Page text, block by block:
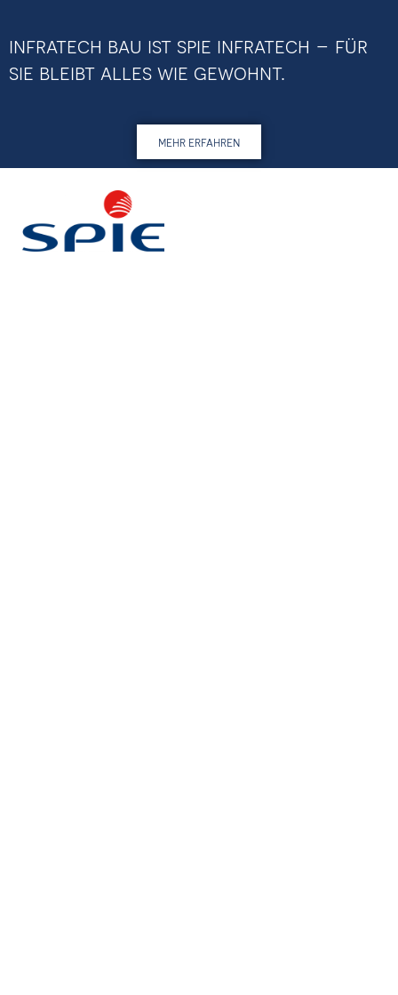
infratech bau ist spie infratech – für
sie bleibt alles wie gewohnt.
mehr erfahren